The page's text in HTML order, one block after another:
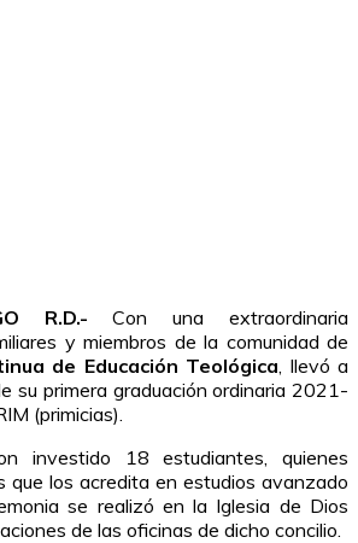
R.D.- Con una extraordinaria
y miembros de la comunidad de
de Educación Teológica , llevó a
su primera graduación ordinaria 2021-
(primicias).
investido 18 estudiantes, quienes
que los acredita en estudios avanzado
se realizó en la Iglesia de Dios
de las oficinas de dicho concilio.